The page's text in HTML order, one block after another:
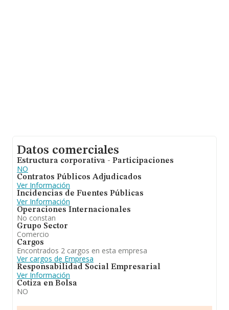
Datos comerciales
Estructura corporativa - Participaciones
NO
Contratos Públicos Adjudicados
Ver Información
Incidencias de Fuentes Públicas
Ver Información
Operaciones Internacionales
No constan
Grupo Sector
Comercio
Cargos
Encontrados 2 cargos en esta empresa
Ver cargos de Empresa
Responsabilidad Social Empresarial
Ver Información
Cotiza en Bolsa
NO